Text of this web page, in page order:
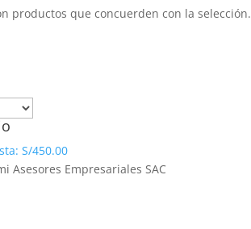
productos que concuerden con la selección.
S/450.00
Asesores Empresariales SAC